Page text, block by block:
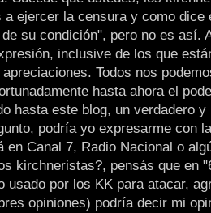
a ejercer la censura y como dice
su condición", pero no es así.
inclusive de los que
Todos nos
hasta ahora el
hasta este blog, un verdadero
podría yo expresarme con
en Canal 7, Radio Nacional o
kirchneristas?, pensás que en
usado por los KK para atacar,
opiniones) podría decir mi